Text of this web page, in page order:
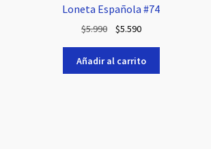
Loneta Española #74
$5.990
El
original
era:
$5.590El
actual
es:
Añadir al carrito